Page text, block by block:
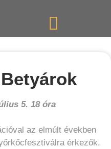
5. 18 óra
az elmúlt években
érkezők.